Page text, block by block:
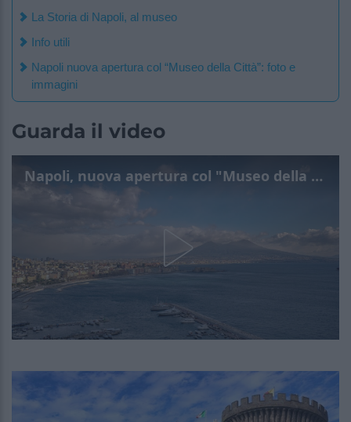
La Storia di Napoli, al museo
Info utili
Napoli nuova apertura col “Museo della Città”: foto e
immagini
Guarda il video
Napoli, nuova apertura col "Museo della Città"